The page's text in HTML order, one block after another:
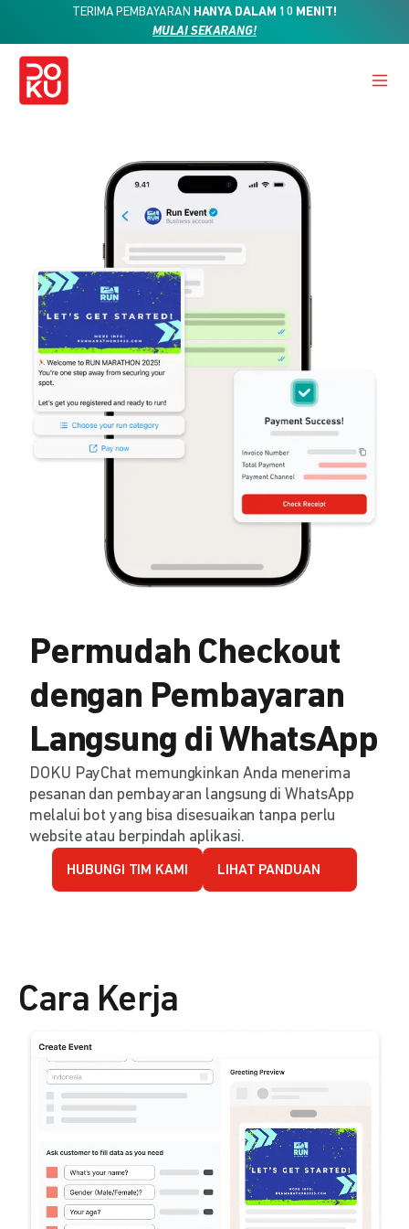
TERIMA PEMBAYARAN HANYA DALAM 10 MENIT!
MULAI SEKARANG!
Permudah Checkout
dengan Pembayaran
Langsung di WhatsApp
DOKU PayChat memungkinkan Anda menerima
pesanan dan pembayaran langsung di WhatsApp
melalui bot yang bisa disesuaikan tanpa perlu
website atau berpindah aplikasi.
HUBUNGI TIM KAMI LIHAT PANDUAN
Cara Kerja